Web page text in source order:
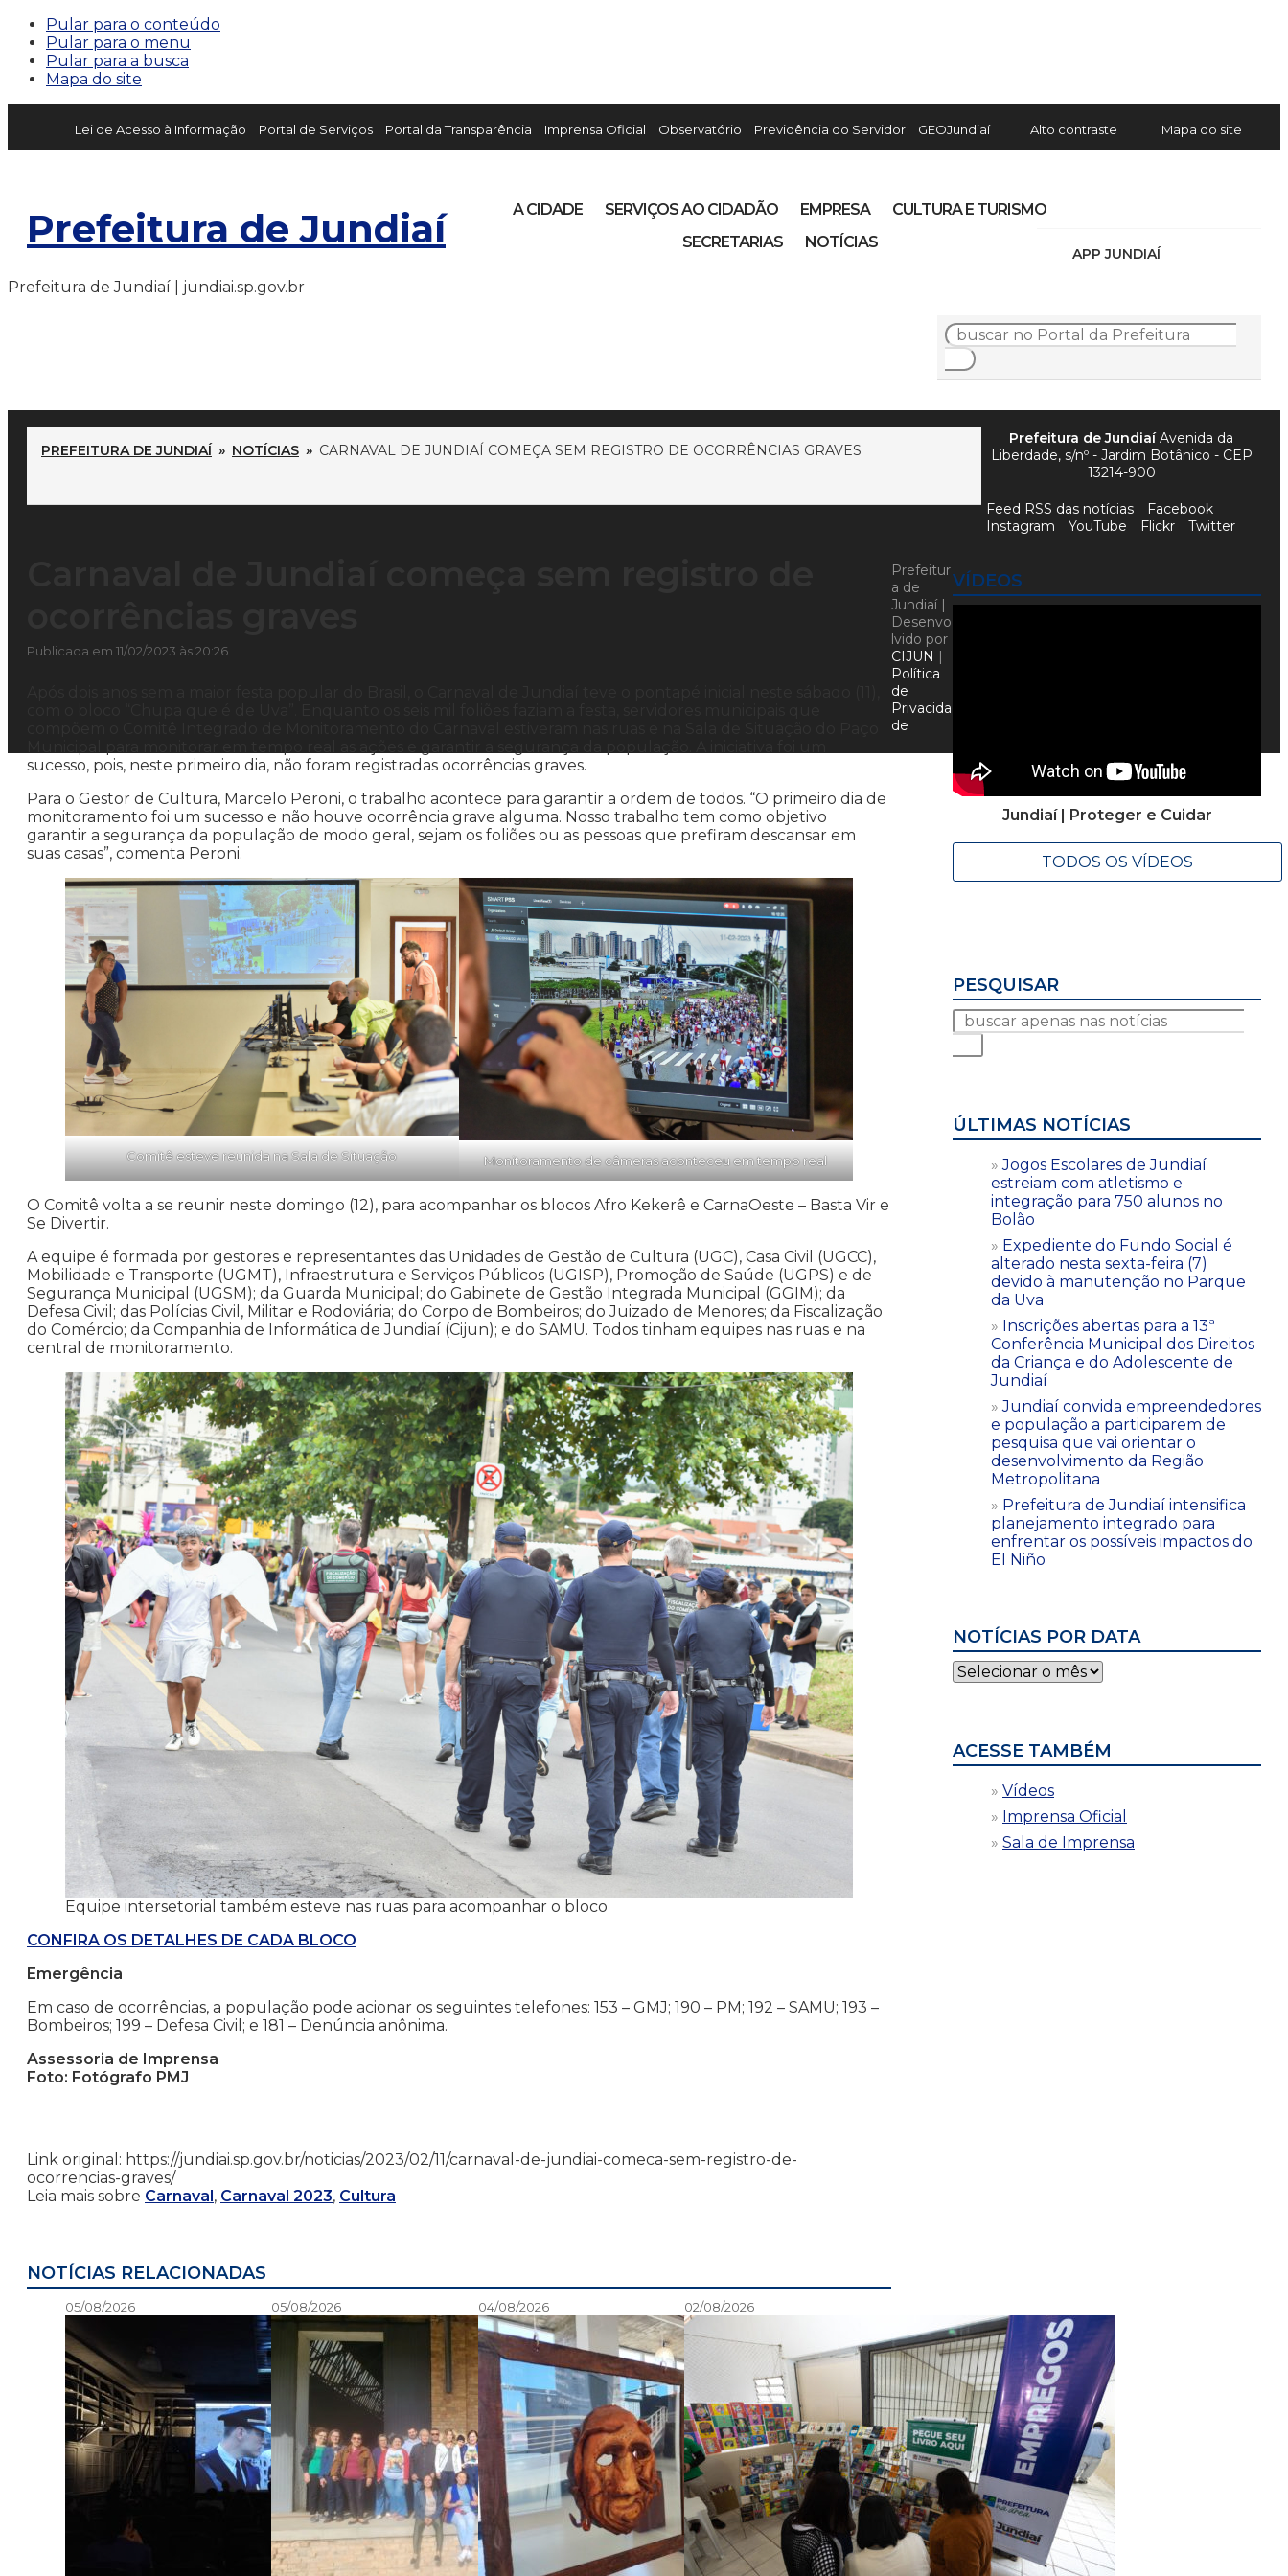
Pular para o conteúdo
Pular para o menu
Pular para a busca
Mapa do site
Lei de Acesso à Informação Portal de Serviços Portal da Transparência Imprensa Oficial Observatório Previdência do Servidor GEOJundiaí Alto contraste Mapa do site
Prefeitura de Jundiaí
APP JUNDIAÍ
A CIDADE SERVIÇOS AO CIDADÃO EMPRESA
CULTURA E TURISMO
SECRETARIAS
NOTÍCIAS
Prefeitura de Jundiaí | jundiai.sp.gov.br
PREFEITURA DE JUNDIAÍ » NOTÍCIAS » CARNAVAL DE JUNDIAÍ COMEÇA SEM REGISTRO DE OCORRÊNCIAS GRAVES
Publicada em 11/02/2023 às 20:26
sucesso, pois, neste primeiro dia, não foram registradas ocorrências graves.
Para o Gestor de Cultura, Marcelo Peroni, o trabalho acontece para garantir a ordem de todos. “O primeiro dia de
monitoramento foi um sucesso e não houve ocorrência grave alguma. Nosso trabalho tem como objetivo
garantir a segurança da população de modo geral, sejam os foliões ou as pessoas que prefiram descansar em
suas casas”, comenta Peroni.
Comitê esteve reunida na Sala de Situação Monitoramento de câmeras aconteceu em tempo real
O Comitê volta a se reunir neste domingo (12), para acompanhar os blocos Afro Kekerê e CarnaOeste – Basta Vir e
Se Divertir.
A equipe é formada por gestores e representantes das Unidades de Gestão de Cultura (UGC), Casa Civil (UGCC),
Mobilidade e Transporte (UGMT), Infraestrutura e Serviços Públicos (UGISP), Promoção de Saúde (UGPS) e de
Segurança Municipal (UGSM); da Guarda Municipal; do Gabinete de Gestão Integrada Municipal (GGIM); da
Defesa Civil; das Polícias Civil, Militar e Rodoviária; do Corpo de Bombeiros; do Juizado de Menores; da Fiscalização
do Comércio; da Companhia de Informática de Jundiaí (Cijun); e do SAMU. Todos tinham equipes nas ruas e na
central de monitoramento.
Equipe intersetorial também esteve nas ruas para acompanhar o bloco
CONFIRA OS DETALHES DE CADA BLOCO
Emergência
Em caso de ocorrências, a população pode acionar os seguintes telefones: 153 – GMJ; 190 – PM; 192 – SAMU; 193 –
Bombeiros; 199 – Defesa Civil; e 181 – Denúncia anônima.
Assessoria de Imprensa
Foto: Fotógrafo PMJ
Link original: https://jundiai.sp.gov.br/noticias/2023/02/11/carnaval-de-jundiai-comeca-sem-registro-de-
ocorrencias-graves/
Leia mais sobre Carnaval , Carnaval 2023, Cultura
NOTÍCIAS RELACIONADAS
05/08/2026 05/08/2026 04/08/2026 02/08/2026
VÍDEOS
Jundiaí | Proteger e Cuidar
TODOS OS VÍDEOS
PESQUISAR
ÚLTIMAS NOTÍCIAS
Jogos Escolares de Jundiaí
estreiam com atletismo e
integração para 750 alunos no
Bolão
Expediente do Fundo Social é
alterado nesta sexta-feira (7)
devido à manutenção no Parque
da Uva
Inscrições abertas para a 13ª
Conferência Municipal dos Direitos
da Criança e do Adolescente de
Jundiaí
Jundiaí convida empreendedores
e população a participarem de
pesquisa que vai orientar o
desenvolvimento da Região
Metropolitana
Prefeitura de Jundiaí intensifica
planejamento integrado para
enfrentar os possíveis impactos do
El Niño
NOTÍCIAS POR DATA
Notícias
por
ACESSE TAMBÉM
Vídeos
Imprensa Oficial
Sala de Imprensa
Prefeitura de JundiaíAvenida da
Liberdade, s/nº - Jardim Botânico - CEP
13214-900
Feed RSS das notícias
Facebook
Instagram
YouTube Flickr Twitter
Prefeitur
a de
Jundiaí |
Desenvo
lvido por
CIJUN |
Política
de
Privacida
de